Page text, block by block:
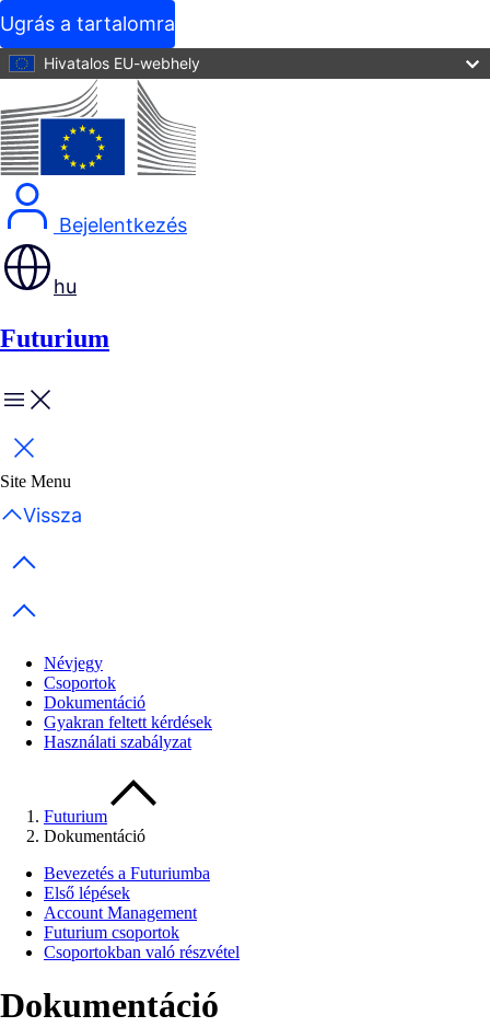
Ugrás a tartalomra
Hivatalos EU-webhely
Bejelentkezés
hu
Futurium
Site Menu
Bezárás
Site Menu
Vissza
Previous items
Next items
Névjegy
Csoportok
Dokumentáció
Gyakran feltett kérdések
Használati szabályzat
Futurium
Dokumentáció
Bevezetés a Futuriumba
Első lépések
Account Management
Futurium csoportok
Csoportokban való részvétel
Dokumentáció